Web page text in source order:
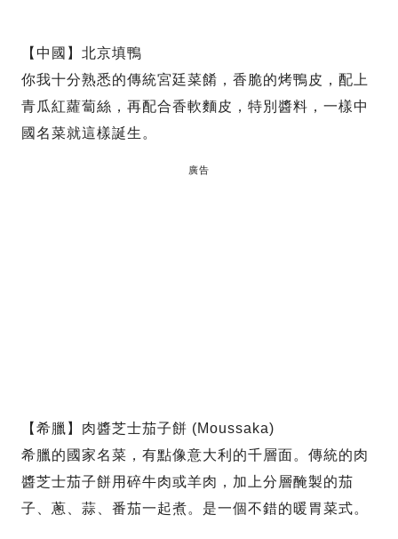
【中國】北京填鴨
你我十分熟悉的傳統宮廷菜餚，香脆的烤鴨皮，配上
青瓜紅蘿蔔絲，再配合香軟麵皮，特別醬料，一樣中
國名菜就這樣誕生。
廣告
【希臘】肉醬芝士茄子餅 (Moussaka)
希臘的國家名菜，有點像意大利的千層面。傳統的肉
醬芝士茄子餅用碎牛肉或羊肉，加上分層醃製的茄
子、蔥、蒜、番茄一起煮。是一個不錯的暖胃菜式。